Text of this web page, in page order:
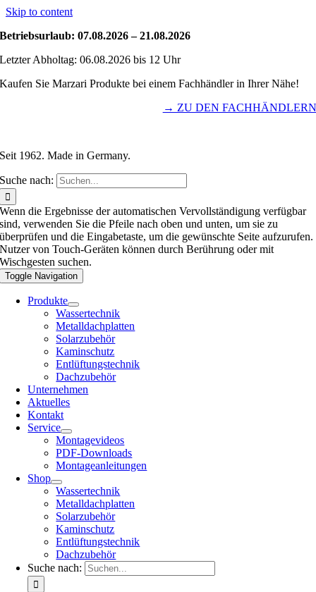
Skip to content
Betriebsurlaub: 07.08.2026 – 21.08.2026
Letzter Abholtag: 06.08.2026 bis 12 Uhr
Kaufen Sie Marzari Produkte bei einem Fachhändler in Ihrer Nähe!
→ ZU DEN FACHHÄNDLERN
Seit 1962. Made in Germany.
Suche nach:
Wenn die Ergebnisse der automatischen Vervollständigung verfügbar
sind, verwenden Sie die Pfeile nach oben und unten, um sie zu
überprüfen und die Eingabetaste, um die gewünschte Seite aufzurufen.
Nutzer von Touch-Geräten können durch Berührung oder mit
Wischgesten suchen.
Toggle Navigation
Produkte
Wassertechnik
Metalldachplatten
Solarzubehör
Kaminschutz
Entlüftungstechnik
Dachzubehör
Unternehmen
Aktuelles
Kontakt
Service
Montagevideos
PDF-Downloads
Montageanleitungen
Shop
Wassertechnik
Metalldachplatten
Solarzubehör
Kaminschutz
Entlüftungstechnik
Dachzubehör
Suche nach: